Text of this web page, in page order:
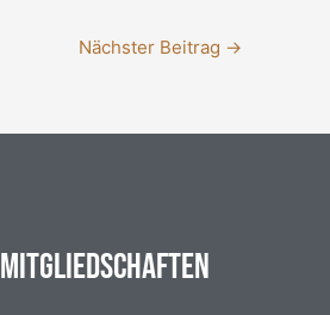
Nächster Beitrag →
MITGLIEDSCHAFTEN